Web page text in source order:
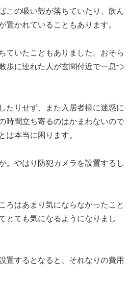
この吸い殻が落ちていたり、飲ん
置かれていることもあります。
ていたこともありました。おそら
歩に連れた人が玄関付近で一息つ
たりせず、また入居者様に迷惑に
時間立ち寄るのはかまわないので
は本当に困ります。
。やはり防犯カメラを設置するし
ろはあまり気にならなかったこと
とても気になるようになりまし
置するとなると、それなりの費用